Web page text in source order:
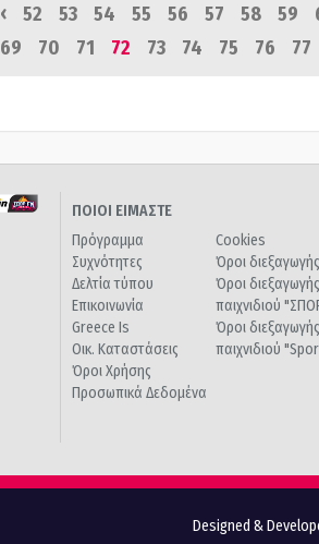
‹
52 53 54 55 56 57 58 59
69
70 71 72 73 74 75 76 77
ΠΟΙΟΙ ΕΙΜΑΣΤΕ
Πρόγραμμα
Συχνότητες
Δελτία τύπου
Επικοινωνία
Greece Is
Οικ. Καταστάσεις
Όροι Χρήσης
Προσωπικά Δεδομένα
Cookies
Όροι
Όροι
παιχνιδιού
Όροι
παιχνιδιού
Designed &